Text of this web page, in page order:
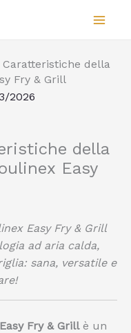
Caratteristiche della
Fry & Grill
2026
della
Easy
Easy Fry & Grill
ad aria calda,
sana, versatile e
Fry & Grillè un